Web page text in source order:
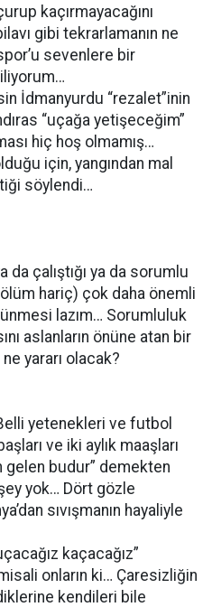
kaçırmayacağını
gibi tekrarlamanın ne
sevenlere bir
İdmanyurdu “rezalet”inin
“uçağa yetişeceğim”
hiç hoş olmamış…
için, yangından mal
söylendi…
da çalıştığı ya da sorumlu
hariç) çok daha önemli
lazım… Sorumluluk
aslanların önüne atan bir
yararı olacak?
yetenekleri ve futbol
ve iki aylık maaşları
gelen budur” demekten
yok… Dört gözle
sıvışmanın hayaliyle
kaçacağız”
onların ki… Çaresizliğin
kendileri bile